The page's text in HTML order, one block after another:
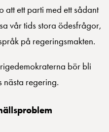
att ett parti med ett sådant
vår tids stora ödesfrågor,
på regeringsmakten.
bör bli
nästa regering.